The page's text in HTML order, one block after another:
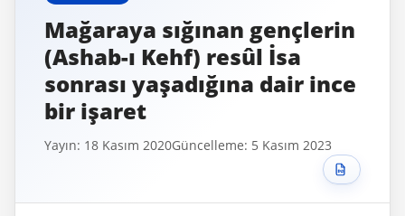
Mağaraya sığınan gençlerin
(Ashab-ı Kehf) resûl İsa
sonrası yaşadığına dair ince
bir işaret
Yayın: 18 Kasım 2020Güncelleme: 5 Kasım 2023